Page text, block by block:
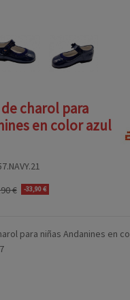
charol para
en color azul
€ -33,90 €
para niñas Andanines en